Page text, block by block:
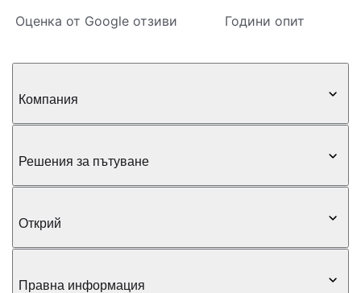
Оценка от Google отзиви Години опит
Компания
Решения за пътуване
Открий
Правна информация